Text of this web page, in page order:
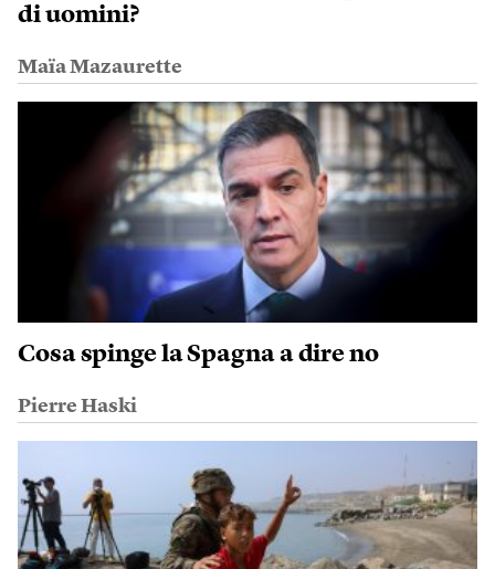
di uomini?
Maïa Mazaurette
Cosa spinge la Spagna a dire no
Pierre Haski